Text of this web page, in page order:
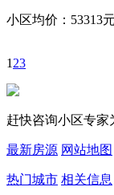
小区均价：53313
1 23
赶快咨询小区专家
最新房源 网站地图
热门城市 相关信息